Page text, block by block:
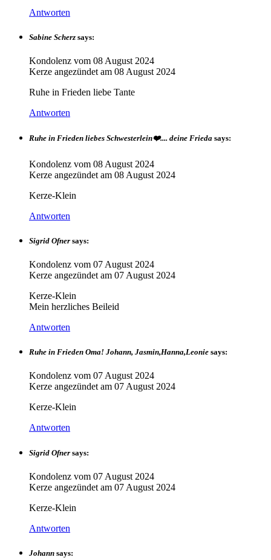
Antworten
Sabine Scherz says:
Kondolenz vom 08 August 2024
Kerze angezündet am 08 August 2024
Ruhe in Frieden liebe Tante
Antworten
Ruhe in Frieden liebes Schwesterlein❤️.... deine Frieda says:
Kondolenz vom 08 August 2024
Kerze angezündet am 08 August 2024
Kerze-Klein
Antworten
Sigrid Ofner says:
Kondolenz vom 07 August 2024
Kerze angezündet am 07 August 2024
Kerze-Klein
Mein herzliches Beileid
Antworten
Ruhe in Frieden Oma! Johann, Jasmin,Hanna,Leonie says:
Kondolenz vom 07 August 2024
Kerze angezündet am 07 August 2024
Kerze-Klein
Antworten
Sigrid Ofner says:
Kondolenz vom 07 August 2024
Kerze angezündet am 07 August 2024
Kerze-Klein
Antworten
Johann says: